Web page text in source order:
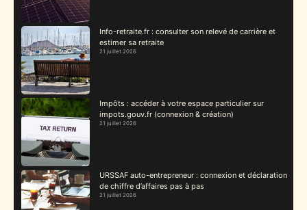
Info-retraite.fr : consulter son relevé de carrière et
estimer sa retraite
21 juillet 2026
Impôts : accéder à votre espace particulier sur
impots.gouv.fr (connexion & création)
21 juillet 2026
URSSAF auto-entrepreneur : connexion et déclaration
de chiffre d’affaires pas à pas
21 juillet 2026